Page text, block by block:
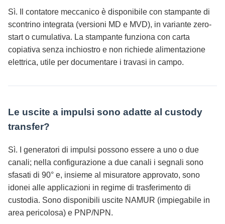
Sì. Il contatore meccanico è disponibile con stampante di
scontrino integrata (versioni MD e MVD), in variante zero-
start o cumulativa. La stampante funziona con carta
copiativa senza inchiostro e non richiede alimentazione
elettrica, utile per documentare i travasi in campo.
Le uscite a impulsi sono adatte al custody
transfer?
Sì. I generatori di impulsi possono essere a uno o due
canali; nella configurazione a due canali i segnali sono
sfasati di 90° e, insieme al misuratore approvato, sono
idonei alle applicazioni in regime di trasferimento di
custodia. Sono disponibili uscite NAMUR (impiegabile in
area pericolosa) e PNP/NPN.